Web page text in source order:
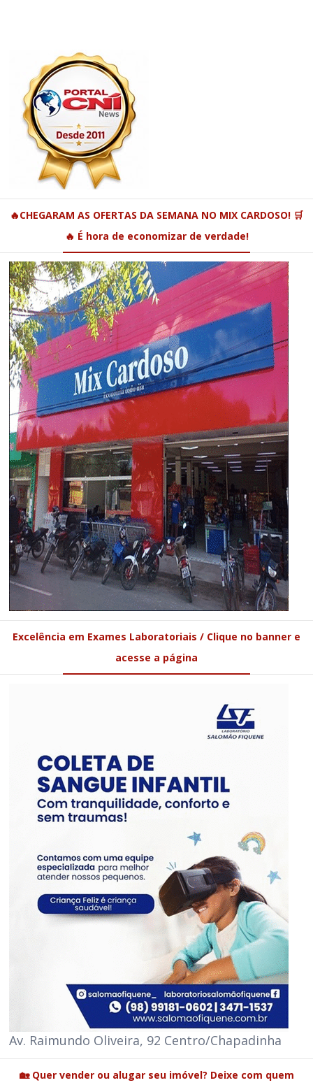
🔥CHEGARAM AS OFERTAS DA SEMANA NO MIX CARDOSO! 🛒
🔥 É hora de economizar de verdade!
Excelência em Exames Laboratoriais / Clique no banner e
acesse a página
Av. Raimundo Oliveira, 92 Centro/Chapadinha
🏡 Quer vender ou alugar seu imóvel? Deixe com quem